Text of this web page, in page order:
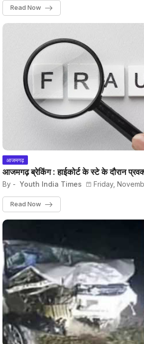
Read Now
आजमगढ़
आजमगढ़ ब्रेकिंग : हाईकोर्ट के स्टे के दौरान
By - Youth India Times Friday,
Read Now